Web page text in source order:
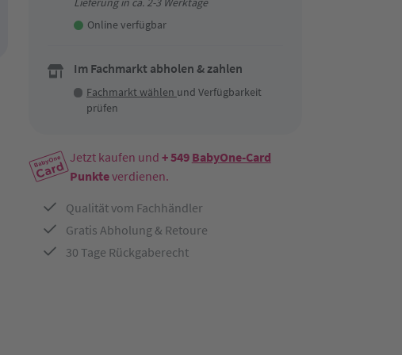
Online verfügbar
Im Fachmarkt abholen & zahlen
Fachmarkt wählen und Verfügbarkeit
prüfen
Jetzt kaufen und + 549 BabyOne-Card
Punkteverdienen.
Qualität vom Fachhändler
Gratis Abholung & Retoure
30 Tage Rückgaberecht